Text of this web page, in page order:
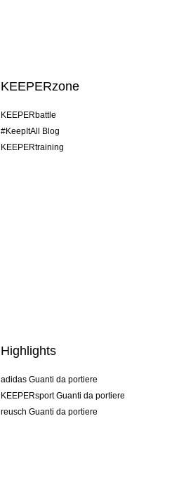
KEEPERzone
KEEPERbattle
#KeepItAll Blog
KEEPERtraining
Highlights
adidas Guanti da portiere
KEEPERsport Guanti da portiere
reusch Guanti da portiere